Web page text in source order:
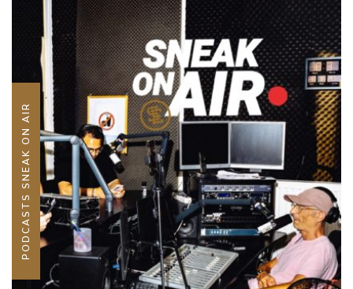
PODCASTS SNEAK ON AIR